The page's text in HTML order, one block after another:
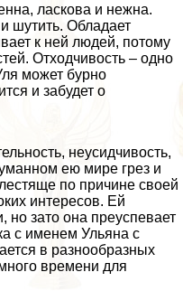
ласкова и нежна.
шутить. Обладает
к ней людей, потому
Отходчивость – одно
может бурно
и забудет о
неусидчивость,
ею мире грез и
по причине своей
интересов. Ей
но зато она преуспевает
с именем Ульяна с
в разнообразных
времени для